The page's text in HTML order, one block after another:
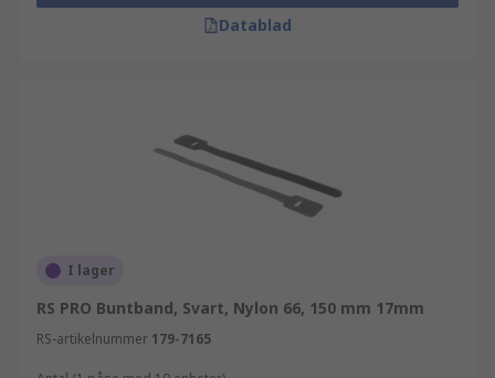
Datablad
I lager
RS PRO Buntband, Svart, Nylon 66, 150 mm 17mm
RS-artikelnummer 179-7165